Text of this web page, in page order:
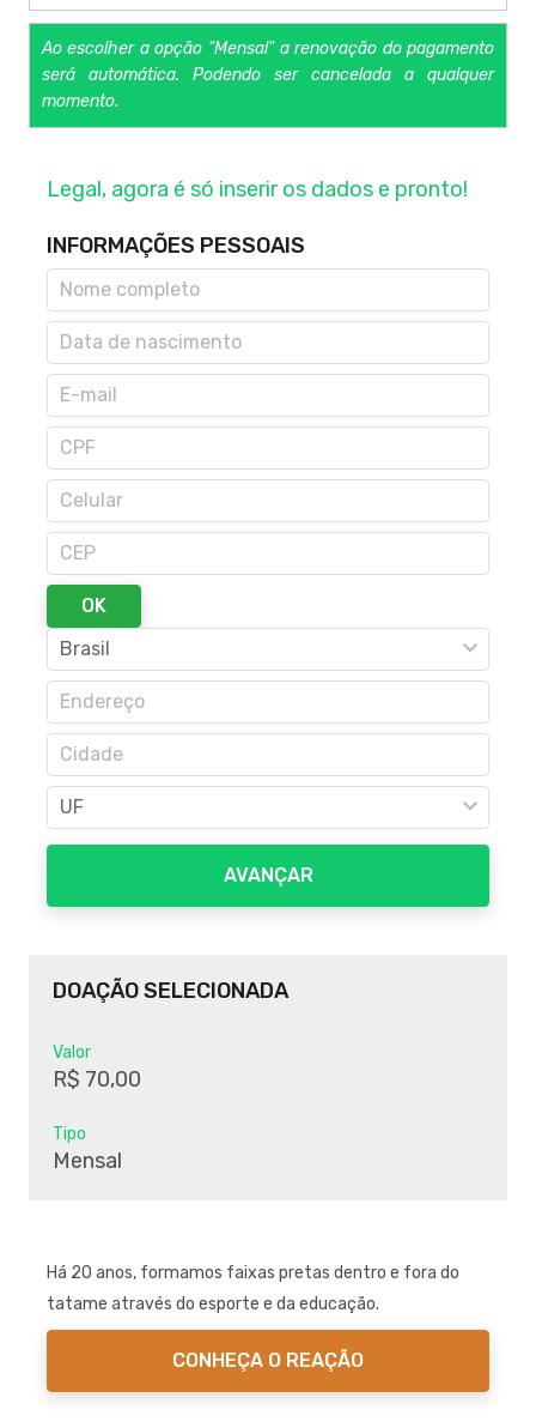
Ao escolher a opção "Mensal" a renovação do pagamento
será automática. Podendo ser cancelada a qualquer
momento.
Legal, agora é só inserir os dados e pronto!
INFORMAÇÕES PESSOAIS
OK
AVANÇAR
DOAÇÃO SELECIONADA
Valor
R$ 70,00
Tipo
Mensal
Há 20 anos, formamos faixas pretas dentro e fora do
tatame através do esporte e da educação.
CONHEÇA O REAÇÃO